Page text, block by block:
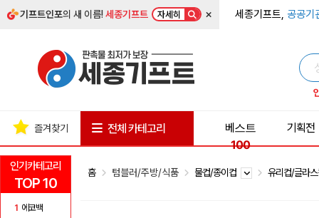
기프트인포의 새 이름!세종기프트 자세히 × 세종기프트, 공공기
인기카테고리
TOP 10
1 에코백
즐겨찾기 전체 카테고리
베스트
100
기획전
홈 텀블러/주방/식품 물컵/종이컵 유리컵/글라